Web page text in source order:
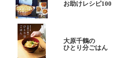
お助けレシピ100
大原千鶴の
ひとり分ごはん